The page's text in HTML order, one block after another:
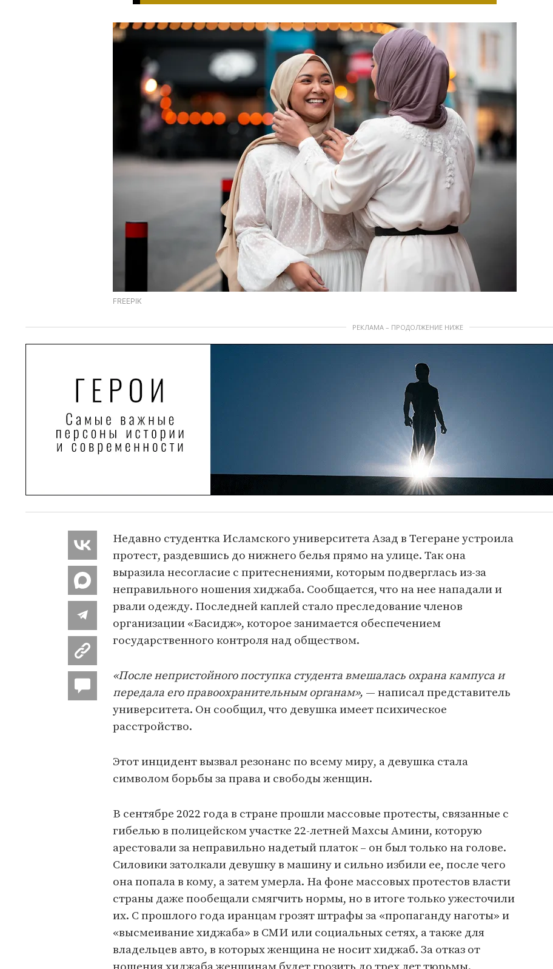
FREEPIK
РЕКЛАМА – ПРОДОЛЖЕНИЕ НИЖЕ
Недавно студентка Исламского университета Азад в Тегеране устроила
протест, раздевшись до нижнего белья прямо на улице. Так она
выразила несогласие с притеснениями, которым подверглась из-за
неправильного ношения хиджаба. Сообщается, что на нее нападали и
рвали одежду. Последней каплей стало преследование членов
организации «Басидж», которое занимается обеспечением
государственного контроля над обществом.
«После непристойного поступка студента вмешалась охрана кампуса и
передала его правоохранительным органам», — написал представитель
университета. Он сообщил, что девушка имеет психическое
расстройство.
Этот инцидент вызвал резонанс по всему миру, а девушка стала
символом борьбы за права и свободы женщин.
В сентябре 2022 года в стране прошли массовые протесты, связанные с
гибелью в полицейском участке 22-летней Махсы Амини, которую
арестовали за неправильно надетый платок – он был только на голове.
Силовики затолкали девушку в машину и сильно избили ее, после чего
она попала в кому, а затем умерла. На фоне массовых протестов власти
страны даже пообещали смягчить нормы, но в итоге только ужесточили
их. С прошлого года иранцам грозят штрафы за «пропаганду наготы» и
«высмеивание хиджаба» в СМИ или социальных сетях, а также для
владельцев авто, в которых женщина не носит хиджаб. За отказ от